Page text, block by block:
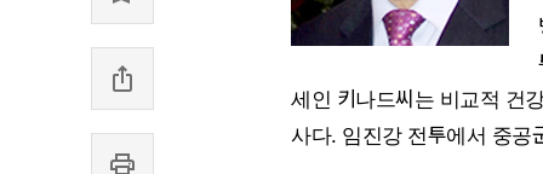
내
기
기
사
보
내
기
(으)
기
사
보
내
기
세인 키나드씨는 비교적 건
사다. 임진강 전투에서 중공